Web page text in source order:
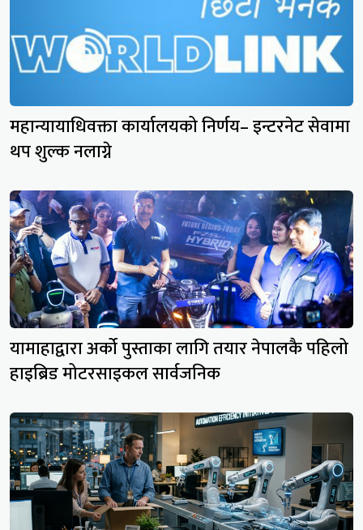
महान्यायाधिवक्ता कार्यालयको निर्णय– इन्टरनेट सेवामा
थप शुल्क नलाग्ने
यामाहाद्वारा अर्को पुस्ताका लागि तयार नेपालकै पहिलो
हाइब्रिड मोटरसाइकल सार्वजनिक